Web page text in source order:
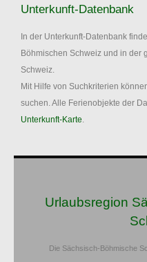
Unterkunft-Datenbank
In der Unterkunft-Datenbank
Böhmischen Schweiz und in der
Schweiz.
Mit Hilfe von Suchkriterien
suchen. Alle Ferienobjekte der
Unterkunft-Karte.
Urlaubsregion
Die Sächsisch-Böhmische